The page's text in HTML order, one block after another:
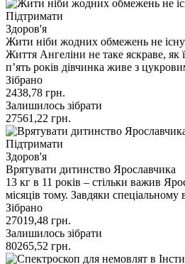
Підтримати
Здоров'я
Жити ніби жодних обмежень не
Життя Ангеліни не таке яскраве,
п’ять років дівчинка живе з
Зібрано
2438,78 грн.
Залишилось зібрати
27561,22 грн.
Підтримати
Здоров'я
Врятувати дитинство Ярославчика
13 кг в 11 років – стільки важив
місяців тому. Завдяки
Зібрано
27019,48 грн.
Залишилось зібрати
80265,52 грн.